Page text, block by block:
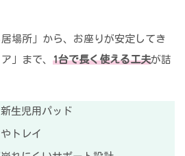
場所」から、お座りが安定してき
」まで、 1台で長く使える工夫が詰
生児用パッド
トレイ